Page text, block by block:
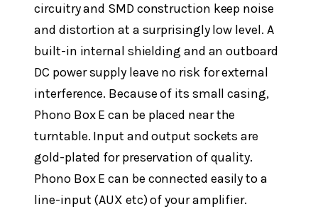
circuitry and SMD construction keep noise
and distortion at a surprisingly low level. A
built-in internal shielding and an outboard
DC power supply leave no risk for external
interference. Because of its small casing,
Phono Box E can be placed near the
turntable. Input and output sockets are
gold-plated for preservation of quality.
Phono Box E can be connected easily to a
line-input (AUX etc) of your amplifier.